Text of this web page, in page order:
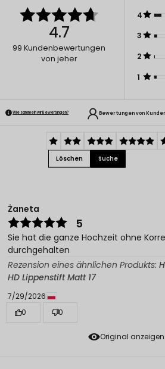
4.7
99 Kundenbewertungen
von jeher
4
3
2
1
Wie sammeln wir Bewertungen? Bewertungen von
Löschen Suche
Original anzeigen
Żaneta
5
Sie hat die ganze Hochzeit ohne
durchgehalten
Rezension eines ähnlichen Produkts:
HD Lippenstift Matt 17
7/29/2026
0
0